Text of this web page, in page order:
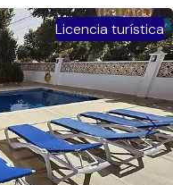
Licencia turística